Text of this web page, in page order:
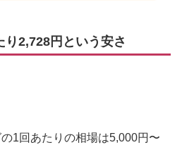
2,728円という安さ
1回あたりの相場は5,000円〜